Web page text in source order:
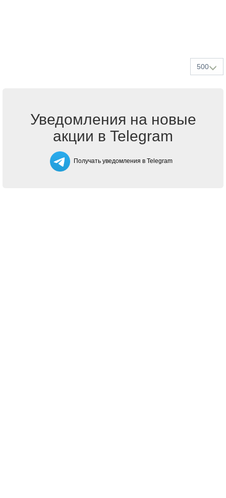
500
Уведомления на новые
акции в Telegram
Получать уведомления в Telegram